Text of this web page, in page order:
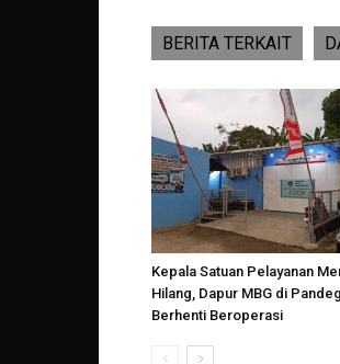
BERITA TERKAIT
Kepala Satuan Pelayanan
Hilang, Dapur MBG di
Berhenti Beroperasi